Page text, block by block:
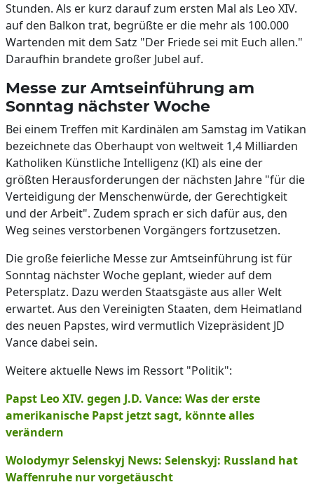
Stunden. Als er kurz darauf zum ersten Mal als Leo XIV.
auf den Balkon trat, begrüßte er die mehr als 100.000
Wartenden mit dem Satz "Der Friede sei mit Euch allen."
Daraufhin brandete großer Jubel auf.
Messe zur Amtseinführung am
Sonntag nächster Woche
Bei einem Treffen mit Kardinälen am Samstag im Vatikan
bezeichnete das Oberhaupt von weltweit 1,4 Milliarden
Katholiken Künstliche Intelligenz (KI) als eine der
größten Herausforderungen der nächsten Jahre "für die
Verteidigung der Menschenwürde, der Gerechtigkeit
und der Arbeit". Zudem sprach er sich dafür aus, den
Weg seines verstorbenen Vorgängers fortzusetzen.
Die große feierliche Messe zur Amtseinführung ist für
Sonntag nächster Woche geplant, wieder auf dem
Petersplatz. Dazu werden Staatsgäste aus aller Welt
erwartet. Aus den Vereinigten Staaten, dem Heimatland
des neuen Papstes, wird vermutlich Vizepräsident JD
Vance dabei sein.
Weitere aktuelle News im Ressort "Politik":
Papst Leo XIV. gegen J.D. Vance: Was der erste
amerikanische Papst jetzt sagt, könnte alles
verändern
Wolodymyr Selenskyj News: Selenskyj: Russland hat
Waffenruhe nur vorgetäuscht